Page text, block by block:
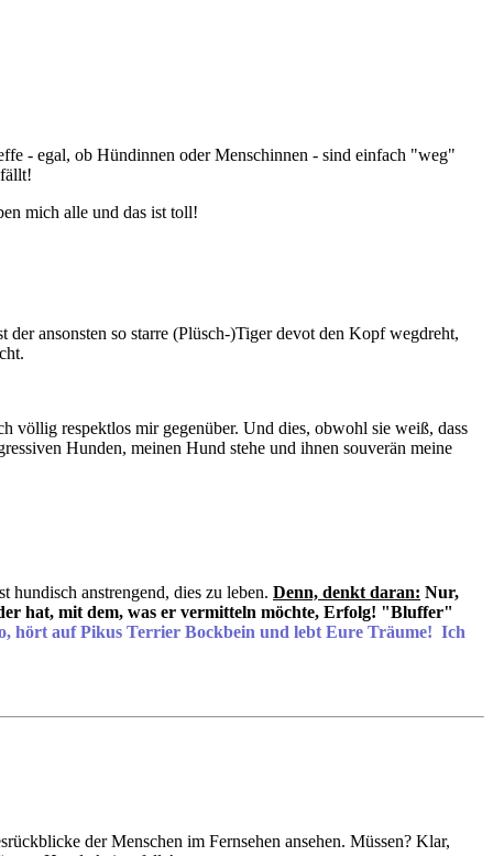
- egal, ob Hündinnen oder Menschinnen - sind einfach "weg"
mich alle und das ist toll!
der ansonsten so starre (Plüsch-)Tiger devot den Kopf wegdreht,
völlig respektlos mir gegenüber. Und dies, obwohl sie weiß, dass
Hunden, meinen Hund stehe und ihnen souverän meine
hundisch anstrengend, dies zu leben. Denn, denkt daran: Nur,
hat, mit dem, was er vermitteln möchte, Erfolg! "Bluffer"
hört auf Pikus Terrier Bockbein und lebt Eure Träume! Ich
der Menschen im Fernsehen ansehen. Müssen? Klar,